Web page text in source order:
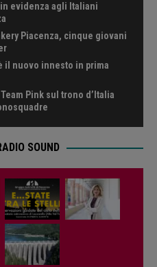
evidenza agli Italiani
Piacenza, cinque giovani
il nuovo innesto in prima
Pink sul trono d’Italia
SOUND